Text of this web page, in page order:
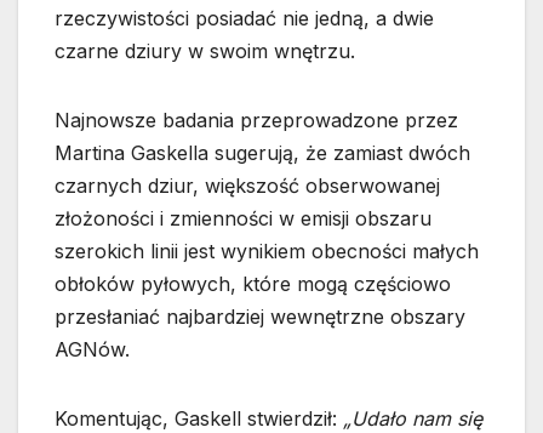
rzeczywistości posiadać nie jedną, a dwie
czarne dziury w swoim wnętrzu.
Najnowsze badania przeprowadzone przez
Martina Gaskella sugerują, że zamiast dwóch
czarnych dziur, większość obserwowanej
złożoności i zmienności w emisji obszaru
szerokich linii jest wynikiem obecności małych
obłoków pyłowych, które mogą częściowo
przesłaniać najbardziej wewnętrzne obszary
AGNów.
Komentując, Gaskell stwierdził: „Udało nam się